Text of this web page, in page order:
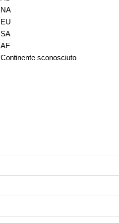
NA
EU
SA
AF
Continente sconosciuto